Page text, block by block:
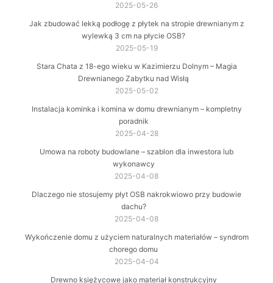
2025-05-26
Jak zbudować lekką podłogę z płytek na stropie drewnianym z
wylewką 3 cm na płycie OSB?
2025-05-19
Stara Chata z 18-ego wieku w Kazimierzu Dolnym – Magia
Drewnianego Zabytku nad Wisłą
2025-05-02
Instalacja kominka i komina w domu drewnianym – kompletny
poradnik
2025-04-28
Umowa na roboty budowlane – szablon dla inwestora lub
wykonawcy
2025-04-08
Dlaczego nie stosujemy płyt OSB nakrokwiowo przy budowie
dachu?
2025-04-08
Wykończenie domu z użyciem naturalnych materiałów – syndrom
chorego domu
2025-04-04
Drewno księżycowe jako materiał konstrukcyjny